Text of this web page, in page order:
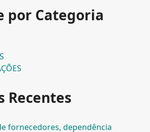
por Categoria
Recentes
fornecedores, dependência